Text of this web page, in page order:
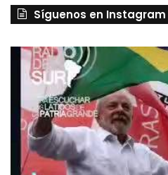
Síguenos en Instagram